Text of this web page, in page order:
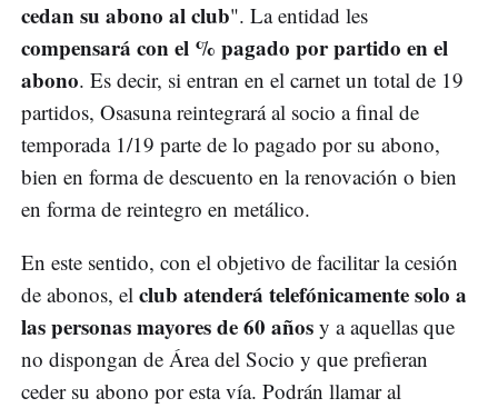
cedan su abono al club". La entidad les
compensará con el % pagado por partido en el
abono. Es decir, si entran en el carnet un total de 19
partidos, Osasuna reintegrará al socio a final de
temporada 1/19 parte de lo pagado por su abono,
bien en forma de descuento en la renovación o bien
en forma de reintegro en metálico.
En este sentido, con el objetivo de facilitar la cesión
de abonos, el club atenderá telefónicamente solo a
las personas mayores de 60 años y a aquellas que
no dispongan de Área del Socio y que prefieran
ceder su abono por esta vía. Podrán llamar al